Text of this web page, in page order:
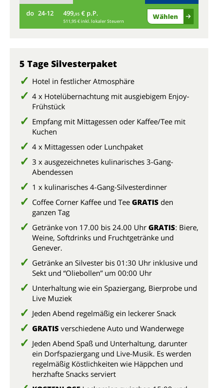
do 24-12 499,95 € p.P.
511,95 € inkl. lokaler Steuern
Wählen
5 Tage Silvesterpaket
Hotel in festlicher Atmosphäre
4 x Hotelübernachtung mit ausgiebigem Enjoy-
Frühstück
Empfang mit Mittagessen oder Kaffee/Tee mit
Kuchen
4 x Mittagessen oder Lunchpaket
3 x ausgezeichnetes kulinarisches 3-Gang-
Abendessen
1 x kulinarisches 4-Gang-Silvesterdinner
Coffee Corner Kaffee und Tee GRATIS den
ganzen Tag
Getränke von 17.00 bis 24.00 Uhr GRATIS: Biere,
Weine, Softdrinks und Fruchtgetränke und
Genever.
Getränke an Silvester bis 01:30 Uhr inklusive und
Sekt und “Oliebollen” um 00:00 Uhr
Unterhaltung wie ein Spaziergang, Bierprobe und
Live Muziek
Jeden Abend regelmäßig ein leckerer Snack
GRATIS verschiedene Auto und Wanderwege
Jeden Abend Spaß und Unterhaltung, darunter
ein Dorfspaziergang und Live-Musik. Es werden
regelmäßig Köstlichkeiten wie Häppchen und
herzhafte Snacks serviert